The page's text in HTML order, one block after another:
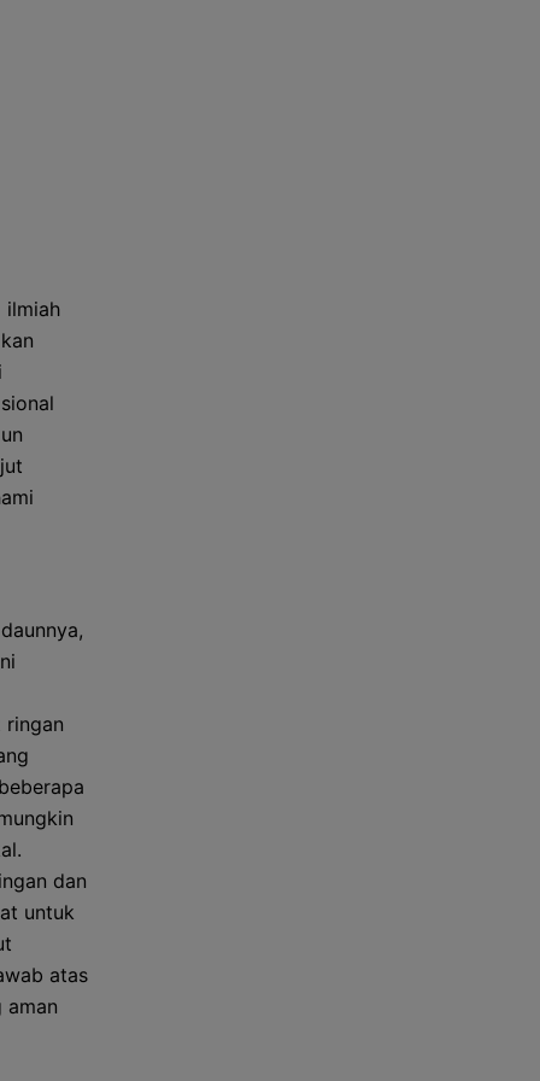
ilmiah
ringan
dan
untuk
atas
aman